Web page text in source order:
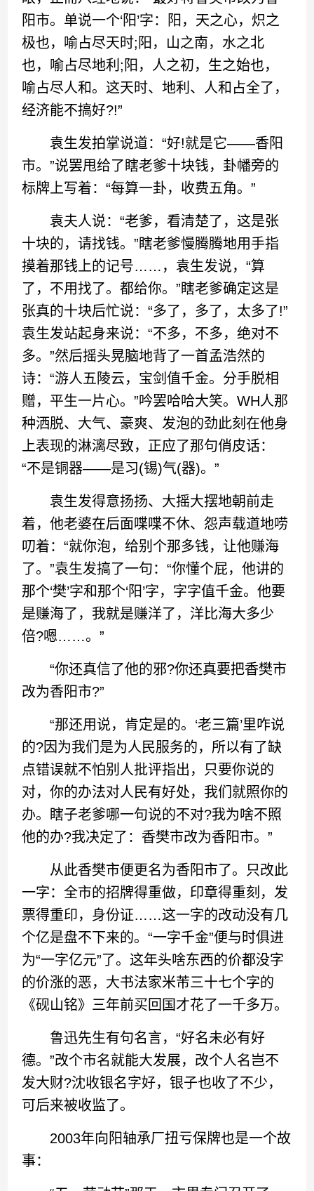
阳市。单说一个‘阳’字：阳，天之心，炽之
极也，喻占尽天时;阳，山之南，水之北
也，喻占尽地利;阳，人之初，生之始也，
喻占尽人和。这天时、地利、人和占全了，
经济能不搞好?!”
袁生发拍掌说道：“好!就是它——香阳
市。”说罢甩给了瞎老爹十块钱，卦幡旁的
标牌上写着：“每算一卦，收费五角。”
袁夫人说：“老爹，看清楚了，这是张
十块的，请找钱。”瞎老爹慢腾腾地用手指
摸着那钱上的记号……，袁生发说，“算
了，不用找了。都给你。”瞎老爹确定这是
张真的十块后忙说：“多了，多了，太多了!”
袁生发站起身来说：“不多，不多，绝对不
多。”然后摇头晃脑地背了一首孟浩然的
诗：“游人五陵云，宝剑值千金。分手脱相
赠，平生一片心。”吟罢哈哈大笑。WH人那
种洒脱、大气、豪爽、发泡的劲此刻在他身
上表现的淋漓尽致，正应了那句俏皮话：
“不是铜器——是习(锡)气(器)。”
袁生发得意扬扬、大摇大摆地朝前走
着，他老婆在后面喋喋不休、怨声载道地唠
叨着：“就你泡，给别个那多钱，让他赚海
了。”袁生发搞了一句：“你懂个屁，他讲的
那个‘樊’字和那个‘阳’字，字字值千金。他要
是赚海了，我就是赚洋了，洋比海大多少
倍?嗯……。”
“你还真信了他的邪?你还真要把香樊市
改为香阳市?”
“那还用说，肯定是的。‘老三篇’里咋说
的?因为我们是为人民服务的，所以有了缺
点错误就不怕别人批评指出，只要你说的
对，你的办法对人民有好处，我们就照你的
办。瞎子老爹哪一句说的不对?我为啥不照
他的办?我决定了：香樊市改为香阳市。”
从此香樊市便更名为香阳市了。只改此
一字：全市的招牌得重做，印章得重刻，发
票得重印，身份证……这一字的改动没有几
个亿是盘不下来的。“一字千金”便与时俱进
为“一字亿元”了。这年头啥东西的价都没字
的价涨的恶，大书法家米芾三十七个字的
《砚山铭》三年前买回国才花了一千多万。
鲁迅先生有句名言，“好名未必有好
德。”改个市名就能大发展，改个人名岂不
发大财?沈收银名字好，银子也收了不少，
可后来被收监了。
2003年向阳轴承厂扭亏保牌也是一个故
事：